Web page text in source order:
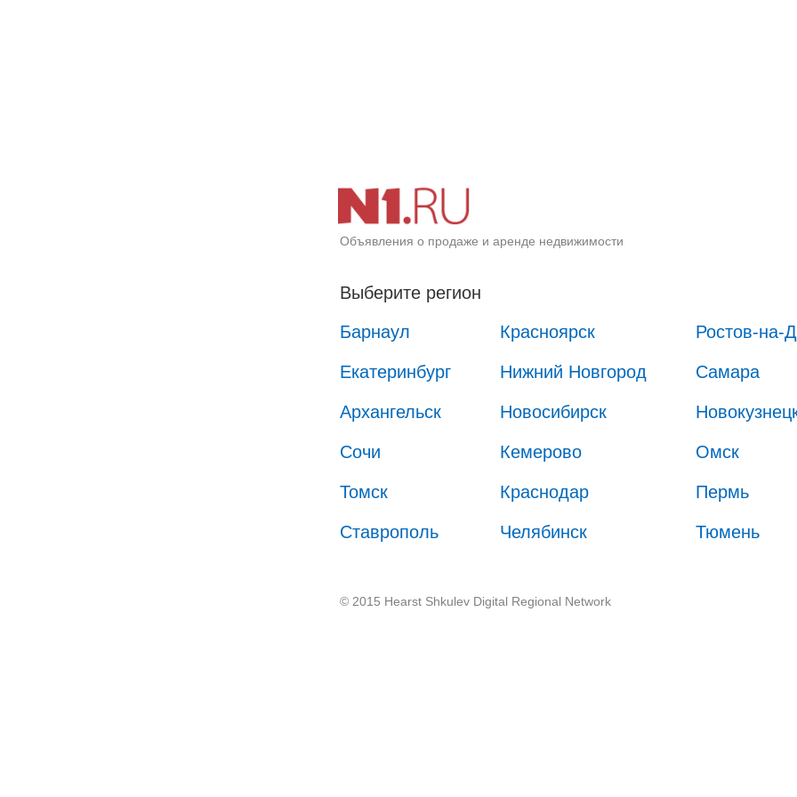
Объявления о продаже и аренде недвижимости
Выберите регион
Барнаул
Красноярск Ростов-на-
Екатеринбург Нижний Новгород Самара
Архангельск Новосибирск
Сочи Кемерово Омск
Томск Краснодар Пермь
Ставрополь Челябинск Тюмень
© 2015 Hearst Shkulev Digital Regional Network